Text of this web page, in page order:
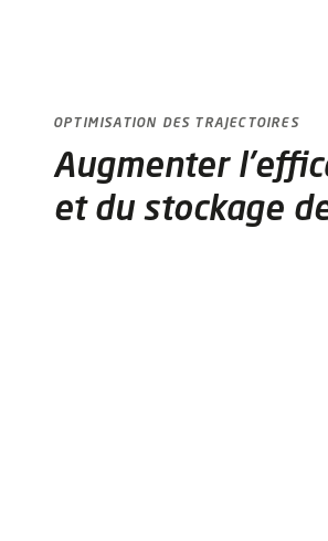
OPTIMISATION DES TRAJECTOIRES
Augmenter
et du stockage